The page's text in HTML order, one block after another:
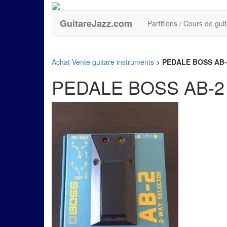
GuitareJazz.com Partitions / Cours de
Achat Vente guitare instruments > PEDALE BOSS
PEDALE BOSS AB-2